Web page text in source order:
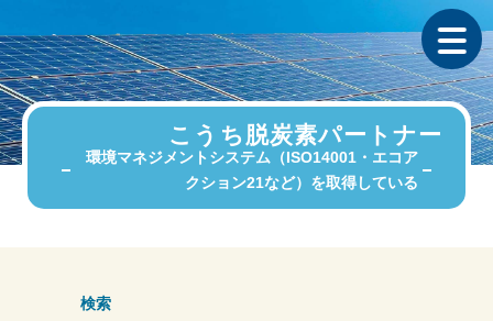
こうち脱炭素パートナー
環境マネジメントシステム（ISO14001・エコア
クション21など）を取得している
検索